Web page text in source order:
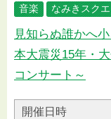
音楽 なみきスク
見知らぬ誰かへ
本大震災15年・
コンサート～
開催日時